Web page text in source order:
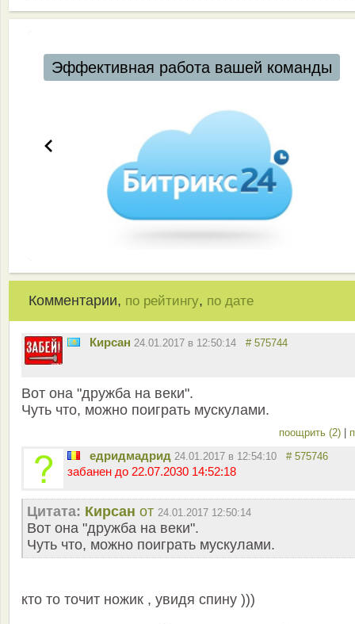
Автоматизация ресторанов и кафе
Комментарии, по рейтингу, по дате
Кирсан 24.01.2017 в 12:50:14 # 575744
Вот она "дружба на веки".
Чуть что, можно поиграть мускулами.
поощрить (2)
едридмадрид 24.01.2017 в 12:54:10 # 575746
забанен до 22.07.2030 14:52:18
Цитата: Кирсан от 24.01.2017 12:50:14
Вот она "дружба на веки".
Чуть что, можно поиграть мускулами.
кто то точит ножик , увидя спину )))